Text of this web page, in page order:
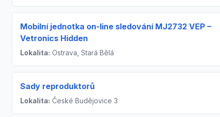
Mobilní jednotka on-line sledování MJ2732 VEP –
Vetronics Hidden
Lokalita: Ostrava, Stará Bělá
Sady reproduktorů
Lokalita: České Budějovice 3